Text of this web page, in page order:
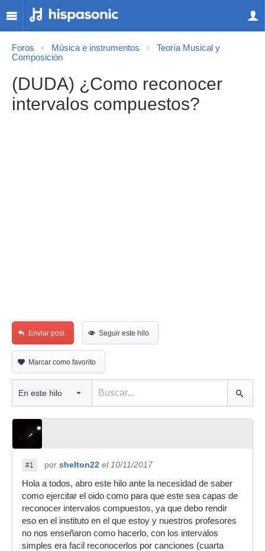
Foros Música e instrumentos
Teoría Musical y
Composición
(DUDA) ¿Como reconocer
intervalos compuestos?
Enviar post Seguir este hilo
Marcar como favorito
#1 por shelton22 el 10/11/2017
Hola a todos, abro este hilo ante la necesidad de saber
como ejercitar el oido como para que este sea capas de
reconocer intervalos compuestos, ya que debo rendir
eso en el instituto en el que estoy y nuestros profesores
no nos enseñaron como hacerlo, con los intervalos
simples era facil reconocerlos por canciones (cuarta